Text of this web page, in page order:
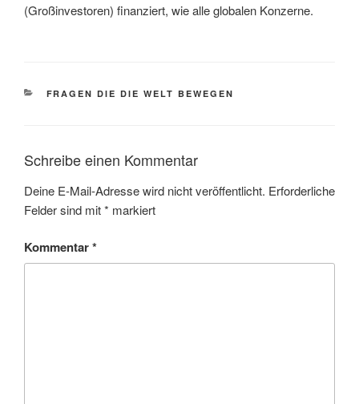
(Großinvestoren) finanziert, wie alle globalen Konzerne.
KATEGORIEN
FRAGEN DIE DIE WELT BEWEGEN
Schreibe einen Kommentar
Deine E-Mail-Adresse wird nicht veröffentlicht. Erforderliche
Felder sind mit* markiert
Kommentar*